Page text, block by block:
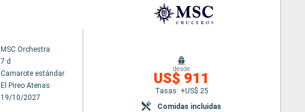
MSC Orchestra
7 d
Camarote estándar
El Pireo Atenas
19/10/2027
desde
US$ 911
Tasas: +US$ 25
Comidas incluidas